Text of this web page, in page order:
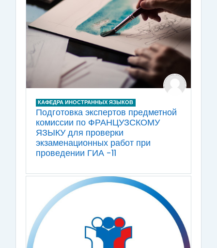
КАФЕДРА ИНОСТРАННЫХ ЯЗЫКОВ
Подготовка экспертов предметной
комиссии по ФРАНЦУЗСКОМУ
ЯЗЫКУ для проверки
экзаменационных работ при
проведении ГИА -11